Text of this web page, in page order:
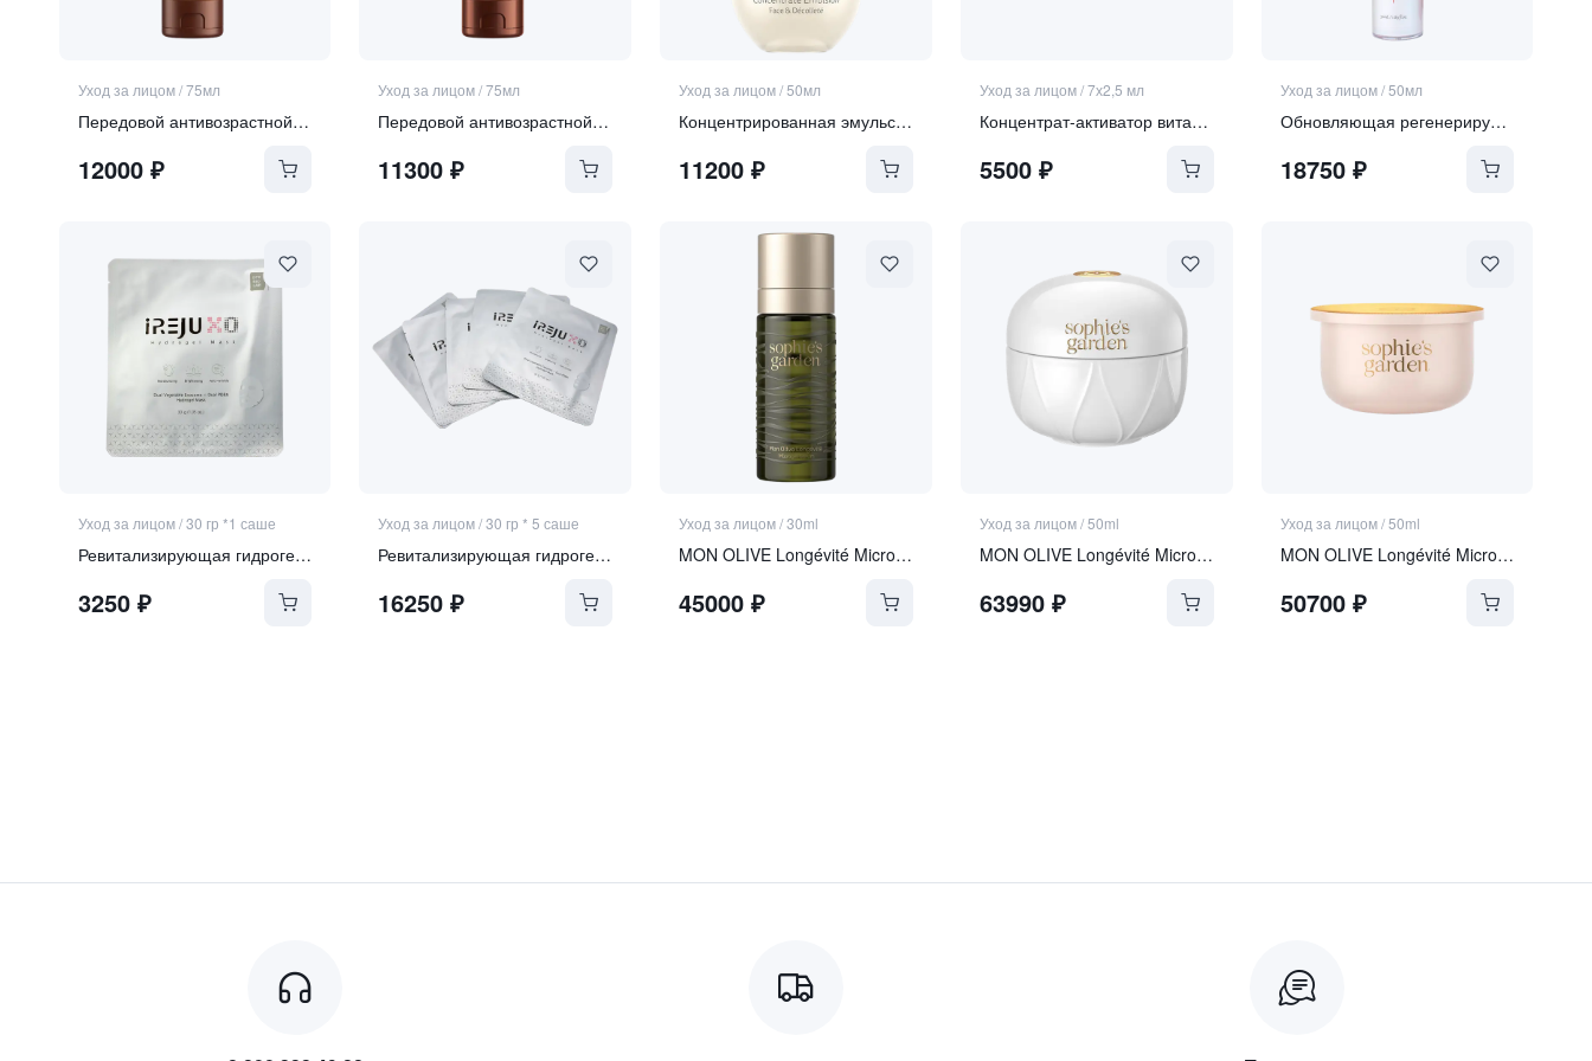
Уход за лицом/75мл
Передовой антивозрастной крем для лица SPF 50
12000₽
Уход за лицом/75мл
Передовой антивозрастной крем для лица SPF 30
11300 ₽
Уход за лицом/50мл
Концентрированная эмульсия-активатор витамина А 3-в-1 для зоны лица, шеи и декольте "Vitamin А booste"
11200 ₽
Уход за лицом/7х2,5 мл
Концентрат-активатор витамина А для чувствительной кожи
5500₽
Уход за лицом/50мл
Обновляющая регенерирующая сыворотка со спикулами
18750₽
Уход за лицом/30 гр *1 саше
Ревитализирующая гидрогелевая маска с экзосомами и ПДРН
3250₽
Уход за лицом/30 гр * 5 саше
Ревитализирующая гидрогелевая маска с экзосомами и ПДРН
16250 ₽
Уход за лицом/30ml
MON OLIVE Longévité Microgel Sérum
45000 ₽
Уход за лицом/50ml
MON OLIVE Longévité Microgel Crème
63990₽
Уход за лицом/50ml
MON OLIVE Longévité Microgel Crème REFILL
50700₽